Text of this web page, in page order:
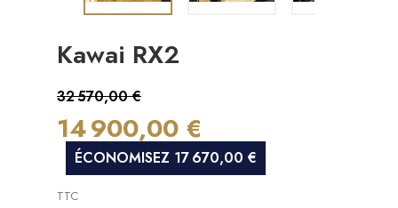
Kawai RX2
32 570,00 €
14 900,00 €
ÉCONOMISEZ 17 670,00 €
TTC